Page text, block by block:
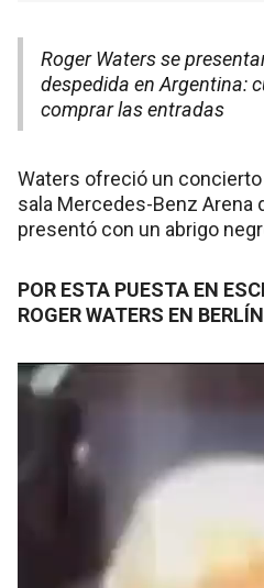
Roger Waters se
despedida en Argentina:
comprar las entradas
Waters ofreció un concierto
sala Mercedes-Benz Arena
presentó con un abrigo
POR ESTA PUESTA EN
ROGER WATERS EN BERLÍN